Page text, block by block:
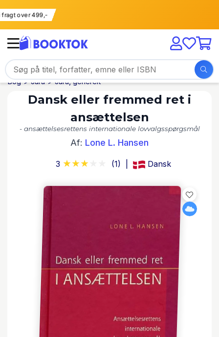
fragt over 499,-
Bog Jura Jura, generelt
Dansk eller fremmed ret i
ansættelsen
- ansættelsesrettens internationale lovvalgsspørgsmål
Af: Lone L. Hansen
3 (1) Dansk